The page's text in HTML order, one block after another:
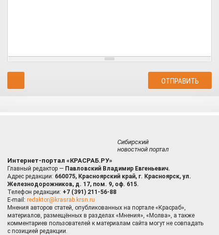
Сибирский
новостной портал
Интернет-портал «КРАСРАБ.РУ»
Главный редактор — Павловский Владимир Евгеньевич.
Адрес редакции: 660075, Красноярский край, г. Красноярск, ул.
Железнодорожников, д. 17, пом. 9, оф. 615.
Телефон редакции: +7 (391) 211-56-88
E-mail: redaktor@krasrab.krsn.ru
Мнения авторов статей, опубликованных на портале «Красраб»,
материалов, размещённых в разделах «Мнения», «Молва», а также
комментариев пользователей к материалам сайта могут не совпадать
с позицией редакции.